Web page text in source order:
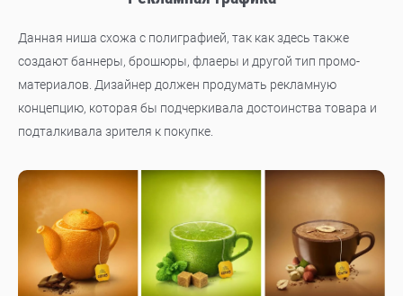
Данная ниша схожа с полиграфией, так как здесь также
создают баннеры, брошюры, флаеры и другой тип промо-
материалов. Дизайнер должен продумать рекламную
концепцию, которая бы подчеркивала достоинства товара и
подталкивала зрителя к покупке.